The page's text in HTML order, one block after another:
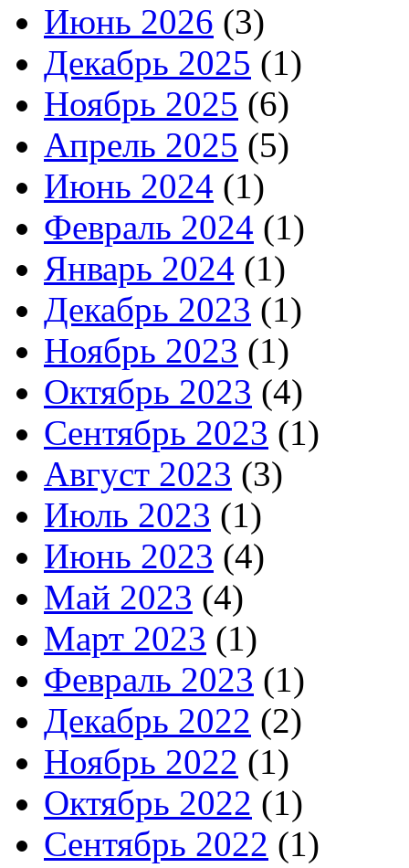
Июнь 2026 (3)
Декабрь 2025 (1)
Ноябрь 2025 (6)
Апрель 2025 (5)
Июнь 2024 (1)
Февраль 2024 (1)
Январь 2024 (1)
Декабрь 2023 (1)
Ноябрь 2023 (1)
Октябрь 2023 (4)
Сентябрь 2023 (1)
Август 2023 (3)
Июль 2023 (1)
Июнь 2023 (4)
Май 2023 (4)
Март 2023 (1)
Февраль 2023 (1)
Декабрь 2022 (2)
Ноябрь 2022 (1)
Октябрь 2022 (1)
Сентябрь 2022 (1)